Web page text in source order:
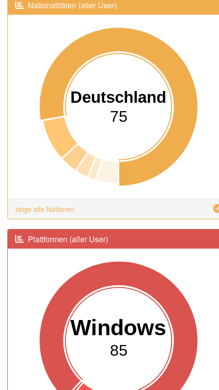
Nationalitäten (aller User)
Deutschland
75
zeige alle Nationen
Plattformen (aller User)
Windows
85